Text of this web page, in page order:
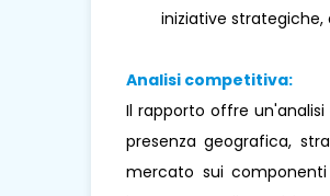
iniziative strategiche,
Analisi competitiva:
Il rapporto offre
presenza geografica,
mercato sui